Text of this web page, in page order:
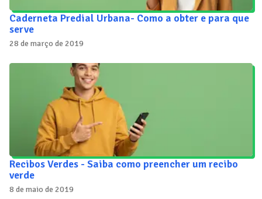
Caderneta Predial Urbana- Como a obter e para que
serve
28 de março de 2019
Recibos Verdes - Saiba como preencher um recibo
verde
8 de maio de 2019